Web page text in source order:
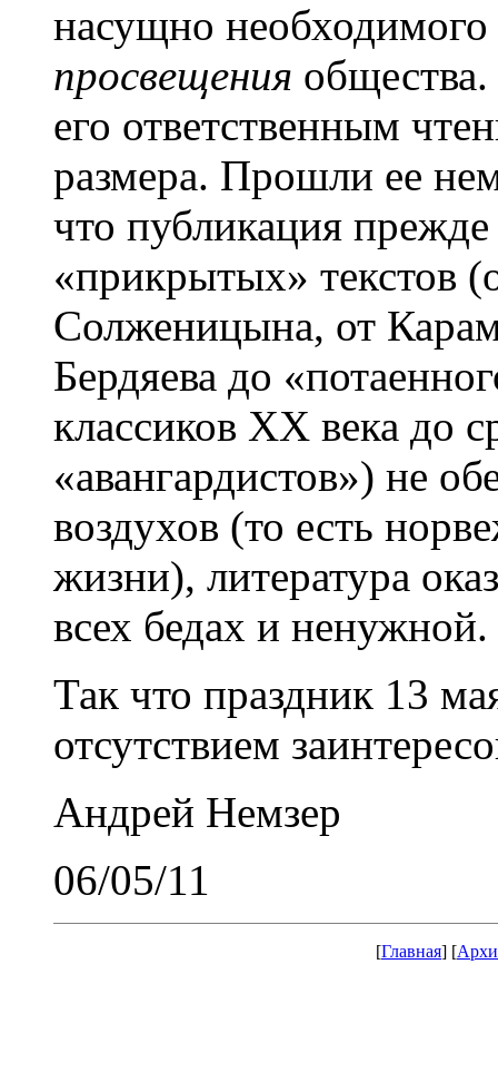
насущно
просвещения
его ответственным
размера. Прошли ее
что публикация
«прикрытых» текстов
Солженицына, от
Бердяева до
классиков ХХ века до
«авангардистов») не
воздухов (то есть
жизни), литература
всех бедах и
Так что праздник 13
отсутствием
Андрей Немзер
06/05/11
[Главная] [